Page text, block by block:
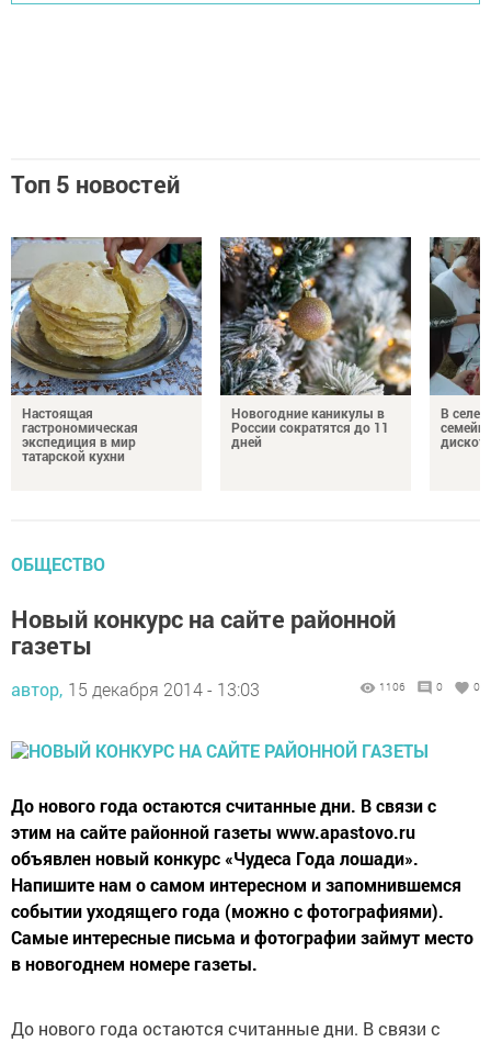
Топ 5 новостей
Настоящая
гастрономическая
экспедиция в мир
татарской кухни
Новогодние каникулы в
России сократятся до 11
дней
В селе
ОБЩЕСТВО
Новый конкурс на сайте районной
газеты
автор, 15 декабря 2014 - 13:03 1106 0 0
До нового года остаются считанные дни. В связи с
этим на сайте районной газеты www.apastovo.ru
объявлен новый конкурс «Чудеса Года лошади».
Напишите нам о самом интересном и запомнившемся
событии уходящего года (можно с фотографиями).
Самые интересные письма и фотографии займут место
в новогоднем номере газеты.
До нового года остаются считанные дни. В связи с